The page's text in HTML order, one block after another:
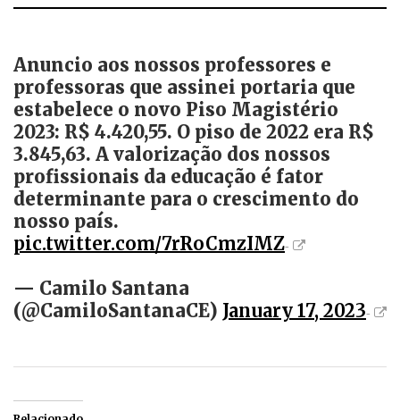
Anuncio aos nossos professores e
professoras que assinei portaria que
estabelece o novo Piso Magistério
2023: R$ 4.420,55. O piso de 2022 era R$
3.845,63. A valorização dos nossos
profissionais da educação é fator
determinante para o crescimento do
nosso país.
pic.twitter.com/7rRoCmzIMZ
— Camilo Santana
(@CamiloSantanaCE) January 17, 2023